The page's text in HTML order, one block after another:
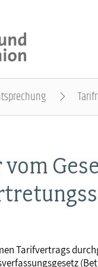
Tarifvertrags